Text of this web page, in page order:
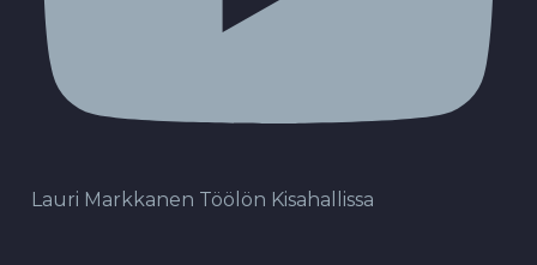
Lauri Markkanen Töölön Kisahallissa